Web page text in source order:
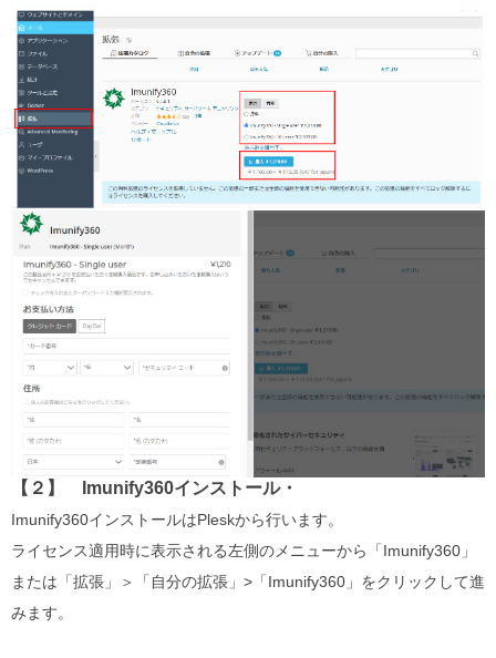
【２】 Imunify360インストール・
Imunify360インストールはPleskから行います。
ライセンス適用時に表示される左側のメニューから「Imunify360」
または「拡張」＞「自分の拡張」>「Imunify360」をクリックして進
みます。